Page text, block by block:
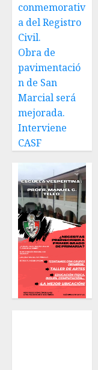
conmemorativ
a del Registro
Civil.
Obra de
pavimentació
n de San
Marcial será
mejorada.
Interviene
CASF